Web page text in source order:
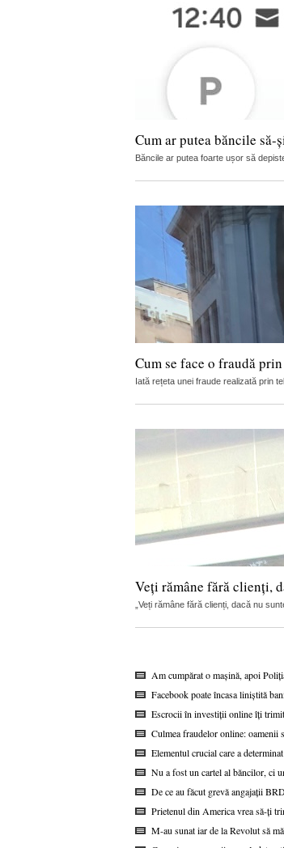
Cum ar putea băncile
Băncile ar putea foarte ușor să
Cum se face o fraudă
Iată rețeta unei fraude realizată prin
Veți rămâne fără clienți,
„Veți rămâne fără clienți, dacă nu
Am cumpărat o mașină, apoi
Facebook poate încasa liniștită
Escrocii în investiții online îți
Culmea fraudelor online:
Elementul crucial care a
Nu a fost un cartel al băncilor, ci
De ce au făcut grevă angajații
Prietenul din America vrea să-ți
M-au sunat iar de la Revolut să